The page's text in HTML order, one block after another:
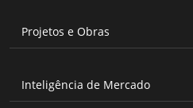
Projetos e Obras
Inteligência de Mercado